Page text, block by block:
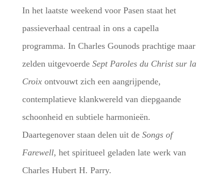
In het laatste weekend voor Pasen staat het
passieverhaal centraal in ons a capella
programma. In Charles Gounods prachtige maar
zelden uitgevoerde Sept Paroles du Christ sur la
Croixontvouwt zich een aangrijpende,
contemplatieve klankwereld van diepgaande
schoonheid en subtiele harmonieën.
Daartegenover staan delen uit de Songs of
Farewell, het spiritueel geladen late werk van
Charles Hubert H. Parry.